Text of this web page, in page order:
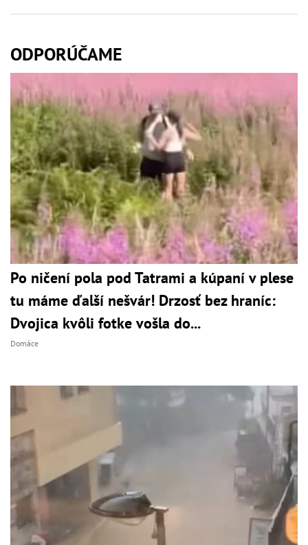
ODPORÚČAME
Po ničení pola pod Tatrami a kúpaní v plese
tu máme ďalší nešvár! Drzosť bez hraníc:
Dvojica kvôli fotke vošla do...
Domáce